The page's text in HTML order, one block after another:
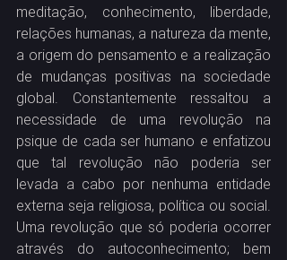
meditação, conhecimento, liberdade,
relações humanas, a natureza da mente,
a origem do pensamento e a realização
de mudanças positivas na sociedade
global. Constantemente ressaltou a
necessidade de uma revolução na
psique de cada ser humano e enfatizou
que tal revolução não poderia ser
levada a cabo por nenhuma entidade
externa seja religiosa, política ou social.
Uma revolução que só poderia ocorrer
através do autoconhecimento; bem